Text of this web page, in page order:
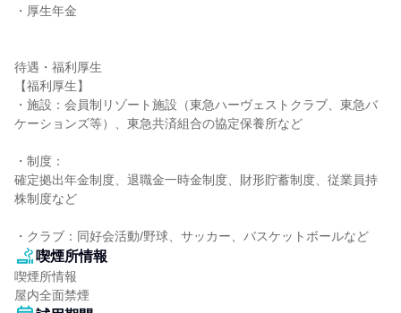
・厚生年金
待遇・福利厚生
【福利厚生】
・施設：会員制リゾート施設（東急ハーヴェストクラブ、東急バ
ケーションズ等）、東急共済組合の協定保養所など
・制度：
確定拠出年金制度、退職金一時金制度、財形貯蓄制度、従業員持
株制度など
・クラブ：同好会活動/野球、サッカー、バスケットボールなど
喫煙所情報
喫煙所情報
屋内全面禁煙